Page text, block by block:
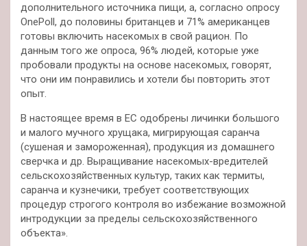
дополнительного источника пищи, а, согласно опросу
OnePoll, до половины британцев и 71% американцев
готовы включить насекомых в свой рацион. По
данным того же опроса, 96% людей, которые уже
пробовали продукты на основе насекомых, говорят,
что они им понравились и хотели бы повторить этот
опыт.
В настоящее время в ЕС одобрены личинки большого
и малого мучного хрущака, мигрирующая саранча
(сушеная и замороженная), продукция из домашнего
сверчка и др. Выращивание насекомых-вредителей
сельскохозяйственных культур, таких как термиты,
саранча и кузнечики, требует соответствующих
процедур строгого контроля во избежание возможной
интродукции за пределы сельскохозяйственного
объекта».